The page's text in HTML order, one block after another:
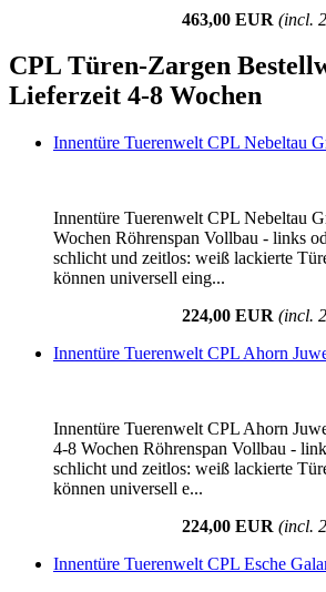
463,00 EUR (incl.
CPL Türen-Zargen
Lieferzeit 4-8 Wochen
Innentüre Tuerenwelt CPL Nebeltau
Innentüre Tuerenwelt CPL Nebeltau
Wochen Röhrenspan Vollbau - links
schlicht und zeitlos: weiß lackierte
können universell eing...
224,00 EUR (incl.
Innentüre Tuerenwelt CPL Ahorn
Innentüre Tuerenwelt CPL Ahorn
4-8 Wochen Röhrenspan Vollbau -
schlicht und zeitlos: weiß lackierte
können universell e...
224,00 EUR (incl.
Innentüre Tuerenwelt CPL Esche